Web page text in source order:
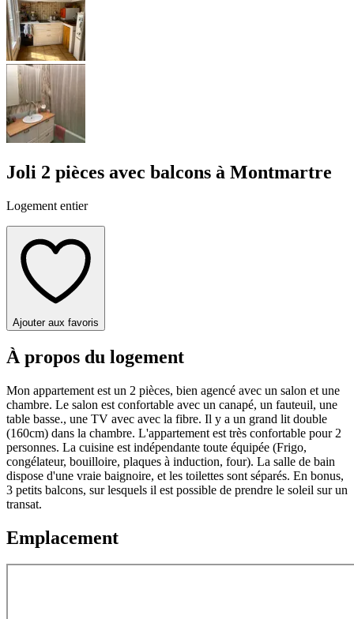
Joli 2 pièces avec balcons à Montmartre
Logement entier
Ajouter aux favoris
À propos du logement
Mon appartement est un 2 pièces, bien agencé avec un salon et une
chambre. Le salon est confortable avec un canapé, un fauteuil, une
table basse., une TV avec avec la fibre. Il y a un grand lit double
(160cm) dans la chambre. L'appartement est très confortable pour 2
personnes. La cuisine est indépendante toute équipée (Frigo,
congélateur, bouilloire, plaques à induction, four). La salle de bain
dispose d'une vraie baignoire, et les toilettes sont séparés. En bonus,
3 petits balcons, sur lesquels il est possible de prendre le soleil sur un
transat.
Emplacement